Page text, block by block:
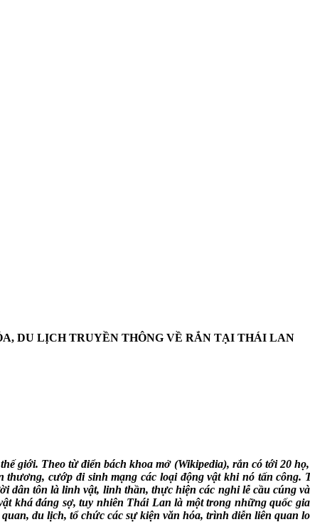
DU LỊCH TRUYỀN THÔNG VỀ RẮN TẠI THÁI LAN
giới. Theo từ điển bách khoa mở (Wikipedia), rắn có tới 20
cướp đi sinh mạng các loại động vật khi nó tấn
tôn là linh vật, linh thần, thực hiện các nghi lễ cầu cúng
khá đáng sợ, tuy nhiên Thái Lan là một trong những quốc
du lịch, tổ chức các sự kiện văn hóa, trình diễn liên quan